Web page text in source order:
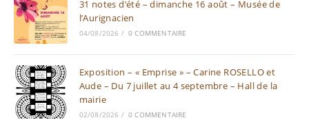
31 notes d’été – dimanche 16 août – Musée de
l’Aurignacien
04/08/2026 / 0 COMMENTAIRE
Exposition – « Emprise » – Carine ROSELLO et
Aude – Du 7 juillet au 4 septembre – Hall de la
mairie
02/08/2026 / 0 COMMENTAIRE